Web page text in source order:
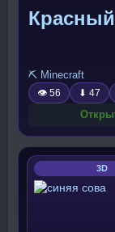
⛏️ Minecraft
👁 56 ⬇ 47
3D